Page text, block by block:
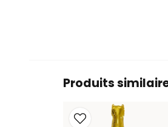
Produits